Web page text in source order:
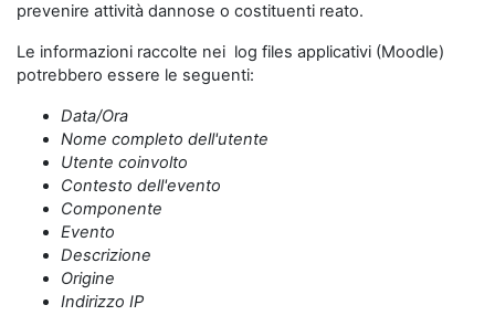
prevenire attività dannose o costituenti reato.
Le informazioni raccolte nei log files applicativi (Moodle)
potrebbero essere le seguenti:
Data/Ora
Nome completo dell'utente
Utente coinvolto
Contesto dell'evento
Componente
Evento
Descrizione
Origine
Indirizzo IP